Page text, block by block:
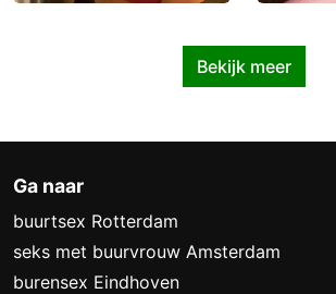
Bekijk meer
Ga naar
buurtsex Rotterdam
seks met buurvrouw Amsterdam
burensex Eindhoven